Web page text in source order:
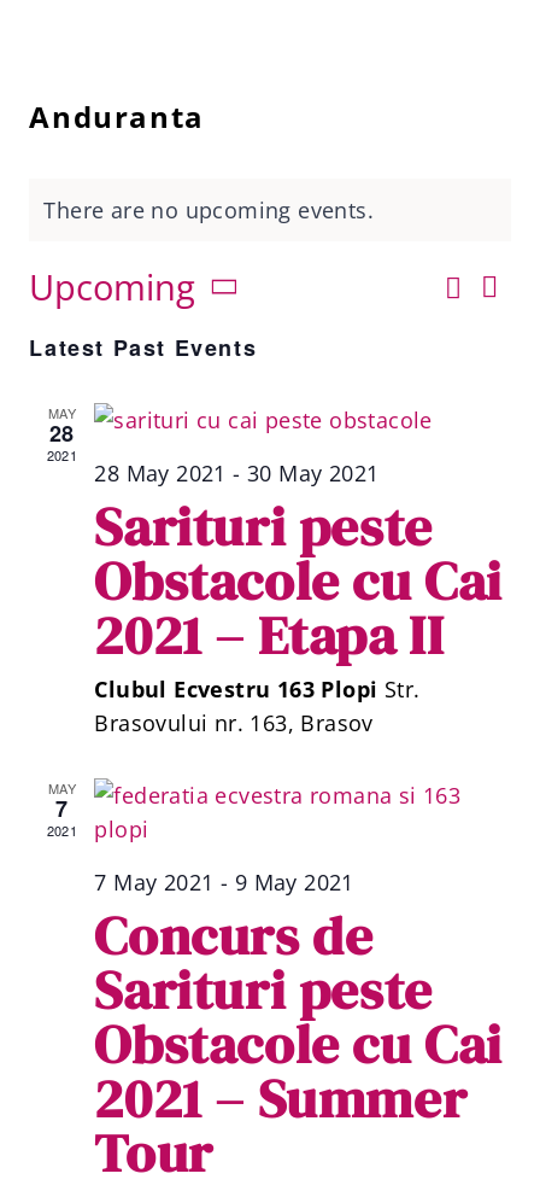
Anduranta
There are no upcoming events.
Search
List
Upcoming
Select
date.
Latest Past Events
MAY
28
2021
28 May 2021 -30 May 2021
Sarituri peste
Obstacole cu Cai
2021 – Etapa II
Clubul Ecvestru 163 Plopi Str.
Brasovului nr. 163, Brasov
MAY
7
2021
7 May 2021 - 9 May 2021
Concurs de
Sarituri peste
Obstacole cu Cai
2021 – Summer
Tour